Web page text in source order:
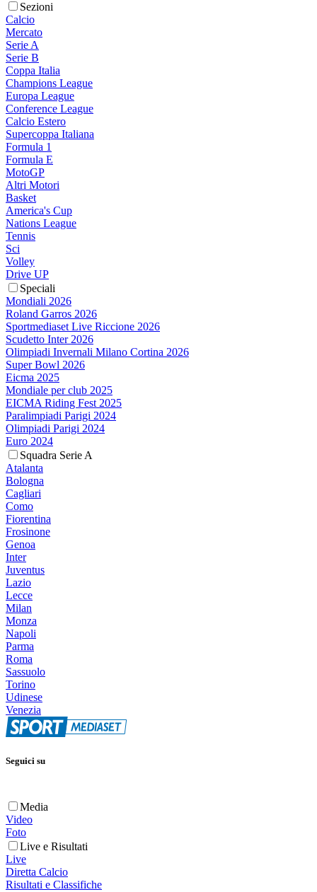
Sezioni
Calcio
Mercato
Serie A
Serie B
Coppa Italia
Champions League
Europa League
Conference League
Calcio Estero
Supercoppa Italiana
Formula 1
Formula E
MotoGP
Altri Motori
Basket
America's Cup
Nations League
Tennis
Sci
Volley
Drive UP
Speciali
Mondiali 2026
Roland Garros 2026
Sportmediaset Live Riccione 2026
Scudetto Inter 2026
Olimpiadi Invernali Milano Cortina 2026
Super Bowl 2026
Eicma 2025
Mondiale per club 2025
EICMA Riding Fest 2025
Paralimpiadi Parigi 2024
Olimpiadi Parigi 2024
Euro 2024
Squadra Serie A
Atalanta
Bologna
Cagliari
Como
Fiorentina
Frosinone
Genoa
Inter
Juventus
Lazio
Lecce
Milan
Monza
Napoli
Parma
Roma
Sassuolo
Torino
Udinese
Venezia
Seguici su
Media
Video
Foto
Live e Risultati
Live
Diretta Calcio
Risultati e Classifiche